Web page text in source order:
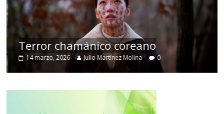
Terror chamánico coreano
14 marzo, 2026 Julio Martínez Molina 0